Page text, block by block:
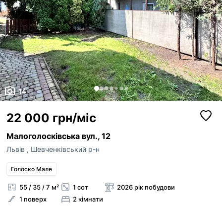
14
22 000 грн/міс
Малоголосківська вул., 12
Львів , Шевченківський р-н
Голоско Мале
55 / 35 / 7 м²
1 поверх
1 сот
2 кімнати
2026 рік побудови